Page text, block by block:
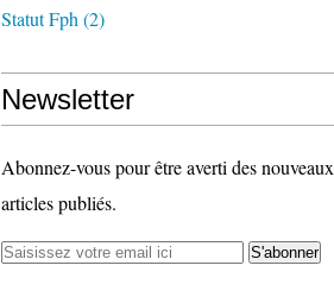
Statut Fph (2)
Newsletter
Abonnez-vous pour être averti des nouveaux
articles publiés.